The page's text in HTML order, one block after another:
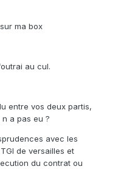
ma box
au cul.
entre vos deux partis,
a pas eu ?
avec les
de versailles et
du contrat ou